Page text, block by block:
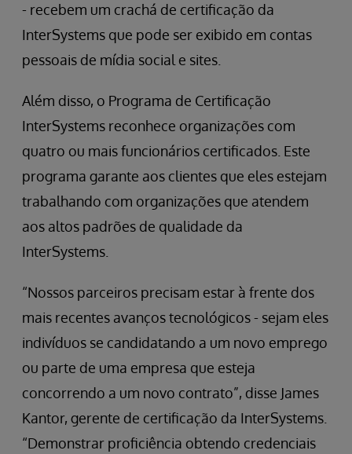
- recebem um crachá de certificação da
InterSystems que pode ser exibido em contas
pessoais de mídia social e sites.
Além disso, o Programa de Certificação
InterSystems reconhece organizações com
quatro ou mais funcionários certificados. Este
programa garante aos clientes que eles estejam
trabalhando com organizações que atendem
aos altos padrões de qualidade da
InterSystems.
“Nossos parceiros precisam estar à frente dos
mais recentes avanços tecnológicos - sejam eles
indivíduos se candidatando a um novo emprego
ou parte de uma empresa que esteja
concorrendo a um novo contrato”, disse James
Kantor, gerente de certificação da InterSystems.
“Demonstrar proficiência obtendo credenciais